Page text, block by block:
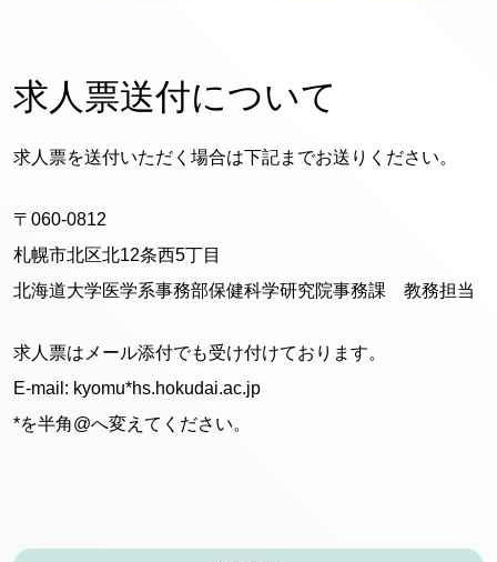
求人票送付について
求人票を送付いただく場合は下記までお送りください。
〒060-0812
札幌市北区北12条西5丁目
北海道大学医学系事務部保健科学研究院事務課 教務担当
求人票はメール添付でも受け付けております。
E-mail: kyomu*hs.hokudai.ac.jp
*を半角@へ変えてください。